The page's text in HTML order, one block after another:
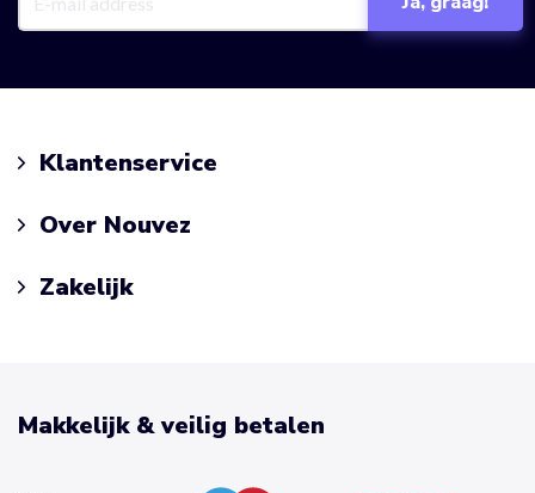
Klantenservice
Over Nouvez
Zakelijk
Makkelijk & veilig betalen